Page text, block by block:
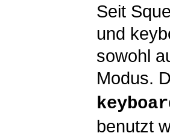
Seit
und
sowohl
Modus.
benutzt